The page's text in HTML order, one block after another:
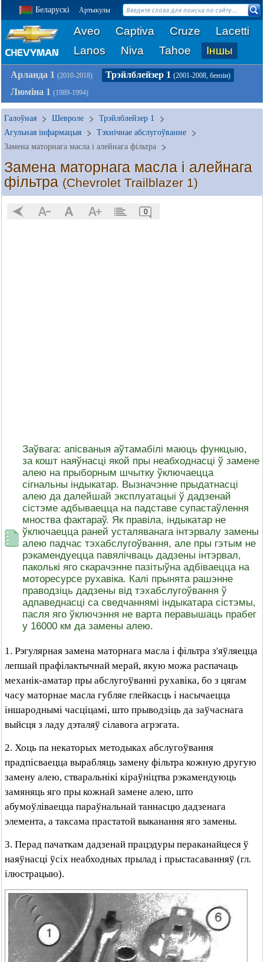
Беларускі Артыкулы
Aveo Captiva Cruze
Lacetti
Lanos
Niva Tahoe Іншы
Арланда 1 (2010-2018) Трэйлблейзер 1 (2001-2008, бензін)
Люміна 1 (1989-1994)
Галоўная Шевроле
Трэйлблейзер 1
Агульная інфармацыя
Тэхнічнае абслугоўванне
Замена маторнага масла і алейнага фільтра
Замена маторнага масла і алейнага
фільтра (Chevrolet Trailblazer 1)
0
Заўвага: апісваныя аўтамабілі маюць функцыю,
за кошт наяўнасці якой пры неабходнасці ў замене
алею на прыборным шчытку ўключаецца
сігнальны індыкатар. Вызначэнне прыдатнасці
алею да далейшай эксплуатацыі ў дадзенай
сістэме адбываецца на падставе супастаўлення
мноства фактараў. Як правіла, індыкатар не
ўключаецца раней усталяванага інтэрвалу замены
алею падчас тэхабслугоўвання, але пры гэтым не
рэкамендуецца павялічваць дадзены інтэрвал,
паколькі яго скарачэнне пазітыўна адбіваецца на
моторесурсе рухавіка. Калі прынята рашэнне
праводзіць дадзены від тэхабслугоўвання ў
адпаведнасці са сведчаннямі індыкатара сістэмы,
пасля яго ўключэння не варта перавышаць прабег
у 16000 км да замены алею.
1. Рэгулярная замена маторнага масла і фільтра з'яўляецца
лепшай прафілактычнай мерай, якую можа распачаць
механік-аматар пры абслугоўванні рухавіка, бо з цягам
часу маторнае масла губляе глейкасць і насычаецца
іншароднымі часціцамі, што прыводзіць да заўчаснага
выйсця з ладу дэталяў сілавога агрэгата.
2. Хоць па некаторых методыках абслугоўвання
прадпісваецца вырабляць замену фільтра кожную другую
замену алею, стваральнікі кіраўніцтва рэкамендуюць
замяняць яго пры кожнай замене алею, што
абумоўліваецца параўнальнай таннасцю дадзенага
элемента, а таксама прастатой выканання яго замены.
3. Перад пачаткам дадзенай працэдуры пераканайцеся ў
наяўнасці ўсіх неабходных прылад і прыстасаванняў (гл.
ілюстрацыю).